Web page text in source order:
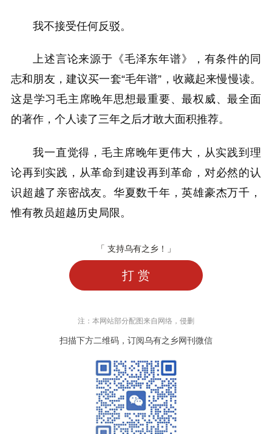
我不接受任何反驳。
上述言论来源于《毛泽东年谱》，有条件的同
志和朋友，建议买一套“毛年谱”，收藏起来慢慢读。
这是学习毛主席晚年思想最重要、最权威、最全面
的著作，个人读了三年之后才敢大面积推荐。
我一直觉得，毛主席晚年更伟大，从实践到理
论再到实践，从革命到建设再到革命，对必然的认
识超越了亲密战友。华夏数千年，英雄豪杰万千，
惟有教员超越历史局限。
「 支持乌有之乡！」
打 赏
注：本网站部分配图来自网络，侵删
扫描下方二维码，订阅乌有之乡网刊微信